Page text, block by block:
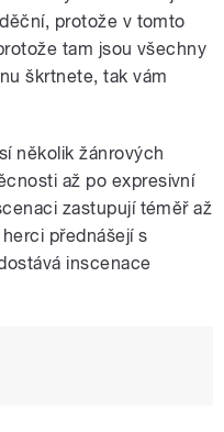
protože v tomto
tam jsou všechny
škrtnete, tak vám
několik žánrových
až po expresivní
zastupují téměř až
přednášejí s
inscenace